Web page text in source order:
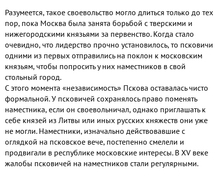
Разумеется, такое своевольство могло длиться только до тех
пор, пока Москва была занята борьбой с тверскими и
нижегородскими князьями за первенство. Когда стало
очевидно, что лидерство прочно установилось, то псковичи
одними из первых отправились на поклон к московским
князьям, чтобы попросить у них наместников в свой
стольный город.
С этого момента «независимость» Пскова оставалась чисто
формальной.У псковичей сохранялось право поменять
наместника, если он своевольничал, однако приглашать к
себе князей из Литвы или иных русских княжеств они уже
не могли. Наместники, изначально действовавшие с
оглядкой на псковское вече, постепенно смелели и
продвигали в республике московские интересы. В XV веке
жалобы псковичей на наместников стали регулярными.